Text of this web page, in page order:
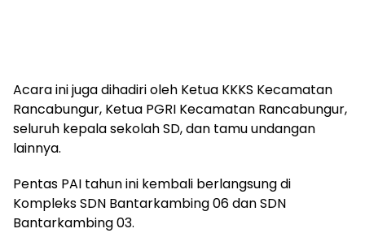
Acara ini juga dihadiri oleh Ketua KKKS Kecamatan
Rancabungur, Ketua PGRI Kecamatan Rancabungur,
seluruh kepala sekolah SD, dan tamu undangan
lainnya.
Pentas PAI tahun ini kembali berlangsung di
Kompleks SDN Bantarkambing 06 dan SDN
Bantarkambing 03.